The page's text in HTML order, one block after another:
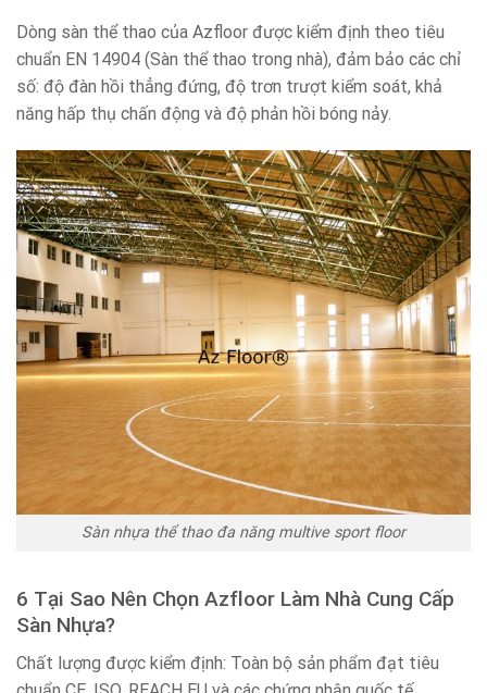
Dòng sàn thể thao của Azfloor được kiểm định theo tiêu
chuẩn EN 14904 (Sàn thể thao trong nhà), đảm bảo các chỉ
số: độ đàn hồi thẳng đứng, độ trơn trượt kiểm soát, khả
năng hấp thụ chấn động và độ phản hồi bóng nảy.
Sàn nhựa thể thao đa năng multive sport floor
6 Tại Sao Nên Chọn Azfloor Làm Nhà Cung Cấp
Sàn Nhựa?
Chất lượng được kiểm định: Toàn bộ sản phẩm đạt tiêu